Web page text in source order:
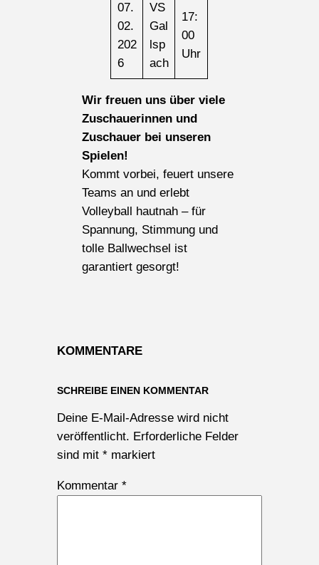
07.
02.
202
6
VS
Gal
lsp
ach
17:
00
Uhr
Wir freuen uns über viele
Zuschauerinnen und
Zuschauer bei unseren
Spielen!
Kommt vorbei, feuert unsere
Teams an und erlebt
Volleyball hautnah – für
Spannung, Stimmung und
tolle Ballwechsel ist
garantiert gesorgt!
KOMMENTARE
SCHREIBE EINEN KOMMENTAR
Deine E-Mail-Adresse wird nicht
veröffentlicht. Erforderliche Felder
sind mit *markiert
Kommentar *